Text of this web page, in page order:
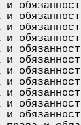
и
и
и
и
и
и
и
и
и
и
и